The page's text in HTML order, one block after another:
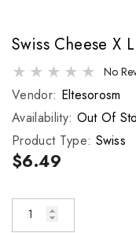
Swiss Cheese X
No
Vendor: Eltesorosm
Availability: Out Of
Product Type: Swiss
$6.49